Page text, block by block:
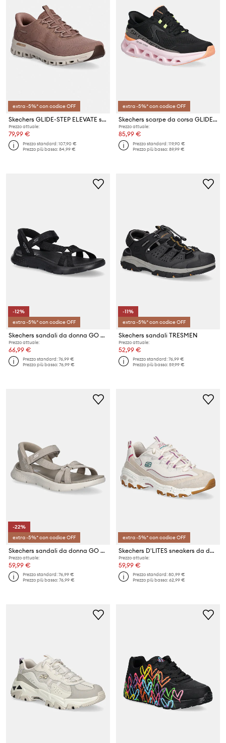
extra -5%* con codice OFF
Skechers GLIDE-STEP ELEVATE sneakers da donna
Prezzo attuale:
79,99 €
Prezzo standard:107,90 €
Prezzo più basso:84,99 €
extra -5%* con codice OFF
Skechers scarpe da corsa GLIDE STEP ATLUS
Prezzo attuale:
85,99 €
Prezzo standard:119,90 €
Prezzo più basso:89,99 €
-12%
extra -5%* con codice OFF
Skechers sandali da donna GO WALK FLEX
Prezzo attuale:
66,99 €
Prezzo standard:76,99 €
Prezzo più basso:76,99 €
-11%
extra -5%* con codice OFF
Skechers sandali TRESMEN
Prezzo attuale:
52,99 €
Prezzo standard:76,99 €
Prezzo più basso:59,99 €
-22%
extra -5%* con codice OFF
Skechers sandali da donna GO WALK FLEX
Prezzo attuale:
59,99 €
Prezzo standard:76,99 €
Prezzo più basso:76,99 €
extra -5%* con codice OFF
Skechers D'LITES sneakers da donna
Prezzo attuale:
59,99 €
Prezzo standard:80,99 €
Prezzo più basso:62,99 €